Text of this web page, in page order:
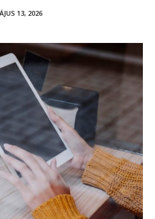
13, 2026